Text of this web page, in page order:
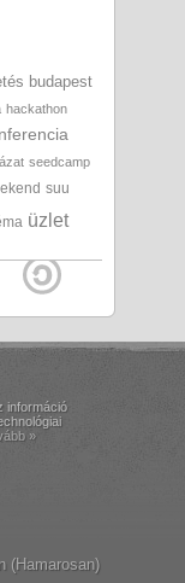
budapest
hackathon
seedcamp
suu
üzlet
információ
»
(Hamarosan)